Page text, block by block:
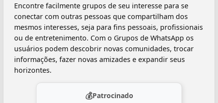
Encontre facilmente grupos de seu interesse para se
conectar com outras pessoas que compartilham dos
mesmos interesses, seja para fins pessoais, profissionais
ou de entretenimento. Com o Grupos de WhatsApp os
usuários podem descobrir novas comunidades, trocar
informações, fazer novas amizades e expandir seus
horizontes.
💰Patrocinado